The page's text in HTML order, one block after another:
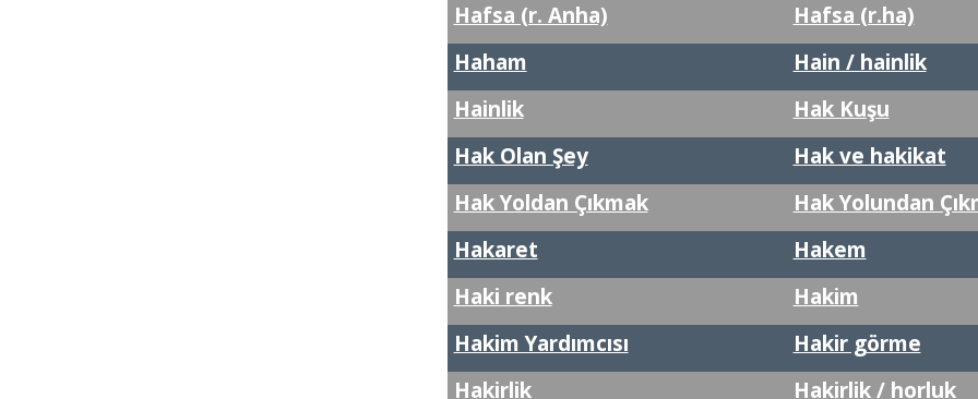
Hafsa (r. Anha)
Hafsa (r.ha)
Haham
Hain / hainlik
Hainlik
Hak Kuşu
Hak Olan Şey
Hak ve hakikat
Hak Yoldan Çıkmak
Hak Yolundan
Hakaret
Hakem
Haki renk
Hakim
Hakim Yardımcısı
Hakir görme
Hakirlik
Hakirlik / horluk